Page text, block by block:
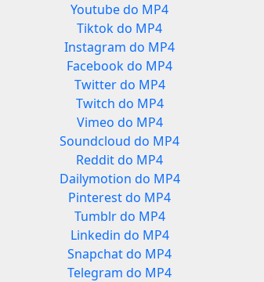
Youtube do MP4
Tiktok do MP4
Instagram do MP4
Facebook do MP4
Twitter do MP4
Twitch do MP4
Vimeo do MP4
Soundcloud do MP4
Reddit do MP4
Dailymotion do MP4
Pinterest do MP4
Tumblr do MP4
Linkedin do MP4
Snapchat do MP4
Telegram do MP4